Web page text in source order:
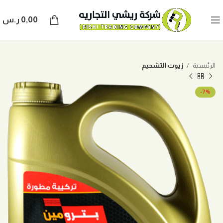
0,00 ر.س
الرئيسية زيوت التشحيم
-7%